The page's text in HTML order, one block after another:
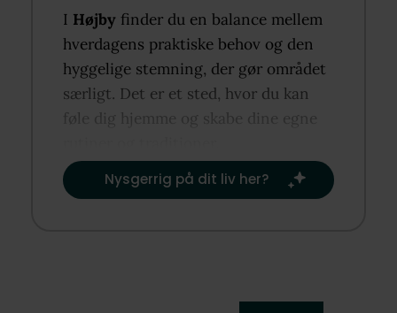
I Højby finder du en balance mellem
hverdagens praktiske behov og den
hyggelige stemning, der gør området
særligt. Det er et sted, hvor du kan
føle dig hjemme og skabe dine egne
Nysgerrig på dit liv her?​